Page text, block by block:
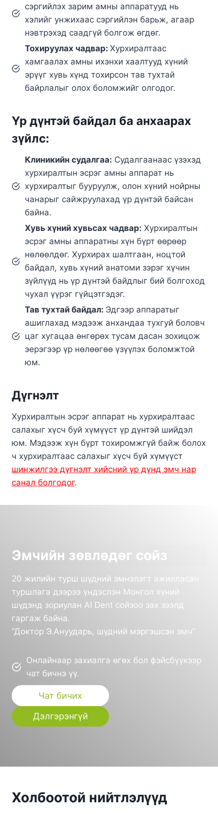
сэргийлэх зарим амны аппаратууд нь
хэлийг унжихаас сэргийлэн барьж, агаар
нэвтрэхэд саадгүй болгож өгдөг.
Тохируулах чадвар: Хурхиралтаас
хамгаалах амны ихэнхи хаалтууд хүний
эрүүг хувь хүнд тохирсон тав тухтай
байрлалыг олох боломжийг олгодог.
Үр дүнтэй байдал ба анхаарах
зүйлс:
Клиникийн судалгаа: Судалгаанаас үзэхэд
хурхиралтын эсрэг амны аппарат нь
хурхиралтыг бууруулж, олон хүний нойрны
чанарыг сайжруулахад үр дүнтэй байсан
байна.
Хувь хүний хувьсах чадвар: Хурхиралтын
эсрэг амны аппаратны хүн бүрт өөрөөр
нөлөөлдөг. Хурхирах шалтгаан, ноцтой
байдал, хувь хүний анатоми зэрэг хүчин
зүйлүүд нь үр дүнтэй байдлыг бий болгоход
чухал үүрэг гүйцэтгэдэг.
Тав тухтай байдал: Эдгээр аппаратыг
ашиглахад мэдээж анхандаа тухгуй боловч
цаг хугацаа өнгөрөх тусам дасан зохицож
эерэгээр үр нөлөөгөө үзүүлэх боломжтой
юм.
Дүгнэлт
Хурхиралтын эсрэг аппарат нь хурхиралтаас
салахыг хүсч буй хүмүүст үр дүнтэй шийдэл
юм. Мэдээж хүн бүрт тохиромжгүй байж болох
ч хурхиралтаас салахыг хүсч буй хүмүүст
шинжилгээ дүгнэлт хийсний үр дүнд эмч нар
санал болгодог.
Эмчийн зөвлөдөг сойз
20 жилийн турш шүдний эмнэлэгт ажилласан
туршлага дээрээ үндэслэн Монгол хүний
шүдэнд зориулан AI Dent сойзоо зах зээлд
гаргаж байна.
“Доктор Э.Ануударь, шүдний мэргэшсэн эмч”
Онлайнаар захиалга өгөх бол фэйсбүүкээр
чат бичнэ үү.
Чат бичих
Дэлгэрэнгүй
Холбоотой нийтлэлүүд